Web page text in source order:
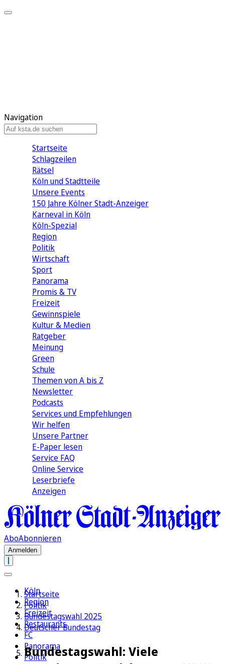
Navigation
Startseite
Schlagzeilen
Rätsel
Köln und Stadtteile
Unsere Events
150 Jahre Kölner Stadt-Anzeiger
Karneval in Köln
Köln-Spezial
Region
Politik
Wirtschaft
Sport
Panorama
Promis & TV
Freizeit
Gewinnspiele
Kultur & Medien
Ratgeber
Meinung
Green
Schule
Themen von A bis Z
Newsletter
Podcasts
Services und Empfehlungen
Wir helfen
Unsere Partner
E-Paper lesen
Service FAQ
Online Service
Leserbriefe
Anzeigen
AboAbonnieren
Anmelden
Köln
Region
Freizeit
Restaurants
FC
Panorama
Politik
Startseite
Politik
Bundestagswahl 2025
Deutscher Bundestag
Bundestagswahl: Viele